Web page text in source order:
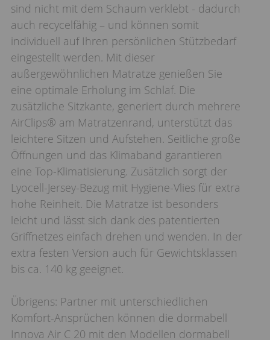
sind nicht mit dem Schaum verklebt - dadurch
auch recycelfähig – und können somit
individuell auf Ihren persönlichen Stützbedarf
eingestellt werden. Mit dieser
außergewöhnlichen Matratze genießen Sie
eine optimale Erholung im Schlaf. Die
zusätzliche Sitzkante, generiert durch mehrere
AirClips® am Matratzenrand, unterstützt das
leichtere Sitzen und Aufstehen. Seitliche große
Öffnungen und das Klimaband garantieren
eine Top-Klimatisierung. Zusätzlich sorgt der
Lyocell-Jersey-Bezug mit Hygiene-Vlies für extra
hohe Reinheit. Die Matratze ist besonders
leicht und lässt sich dank des patentierten
Griffnetzes einfach drehen und wenden. In der
extra festen Version auch für Gewichtsklassen
bis ca. 140 kg geeignet.
Übrigens: Partner mit unterschiedlichen
Komfort-Ansprüchen können die dormabell
Innova Air C 20 mit den Modellen dormabell